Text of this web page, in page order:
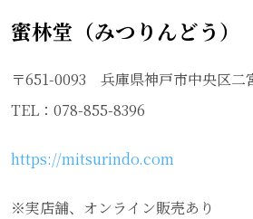
蜜林堂（みつりんどう）
〒651-0093 兵庫県神戸市中央区二
TEL：078-855-8396
https://mitsurindo.com
※実店舗、オンライン販売あり